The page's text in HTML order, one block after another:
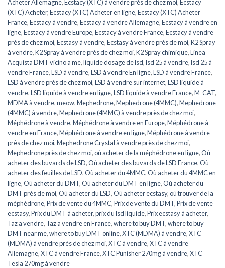
Acheter Allemagne, Ecstacy (XTC) à vendre près de chez moi, Ecstacy
(XTC) Acheter,Ecstacy (XTC) Acheter en ligne,Ecstacy (XTC) Acheter
France,Ecstacy à vendre,Ecstacy à vendre Allemagne,Ecstacy à vendre en
ligne,Ecstacy à vendre Europe,Ecstacy à vendre France,Ecstacy à vendre
près de chez moi,Ecstasy à vendre,Ecstasy à vendre près de moi,K2 Spray
à vendre,K2 Spray à vendre près de chez moi,K2 Spray chimique,Linea
Acquista DMT vicino a me,liquide dosage de lsd,lsd 25 à vendre,lsd 25 à
vendre France,LSD à vendre,LSD à vendre En ligne,LSD à vendre France,
LSD à vendre près de chez moi,LSD à vendre sur internet,LSD liquide à
vendre,LSD liquide à vendre en ligne,LSD liquide à vendre France,M-CAT,
MDMA à vendre,meow,Mephedrone,Mephedrone (4MMC),Mephedrone
(4MMC) à vendre,Mephedrone (4MMC) à vendre près de chez moi,
Méphédrone à vendre,Méphédrone à vendre en Europe,Méphédrone à
vendre en France,Méphédrone à vendre en ligne,Méphédrone à vendre
près de chez moi,Mephedrone Crystal à vendre près de chez moi,
Mephedrone près de chez moi,où acheter de la méphédrone en ligne,Où
acheter des buvards de LSD,Où acheter des buvards de LSD France,Où
acheter des feuilles de LSD,Où acheter du 4MMC,Où acheter du 4MMC en
ligne,Où acheter du DMT,Où acheter du DMT en ligne,Où acheter du
DMT près de moi,Où acheter du LSD,Où acheter ecstasy,où trouver de la
méphédrone,Prix de vente du 4MMC,Prix de vente du DMT,Prix de vente
ecstasy,Prix du DMT à acheter,prix du lsd liquide,Prix ecstasy à acheter,
Taz a vendre, Taz a vendre en France,where to buy DMT,where to buy
DMT near me,where to buy DMT online,XTC (MDMA) à vendre,XTC
(MDMA) à vendre près de chez moi,XTC ​​​​​​​​​​​​​à vendre,XTC ​​​​​​​​​​​​​à vendre
Allemagne,XTC ​​​​​​​​​​​​​à vendre France,XTC Punisher 270mg à vendre,XTC
Tesla 270mg à vendre